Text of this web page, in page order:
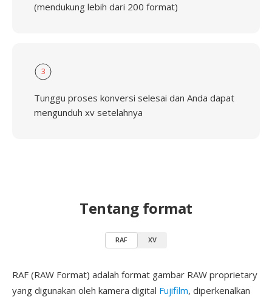
(mendukung lebih dari 200 format)
3
Tunggu proses konversi selesai dan Anda dapat
mengunduh xv setelahnya
Tentang format
RAF XV
RAF (RAW Format) adalah format gambar RAW proprietary
yang digunakan oleh kamera digital Fujifilm, diperkenalkan